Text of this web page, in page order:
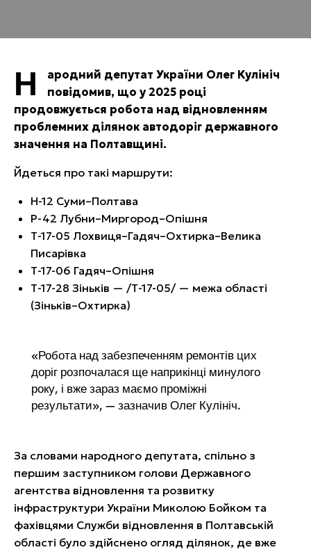
Н
ародний депутат України Олег Кулініч
повідомив, що у 2025 році
продовжується робота над відновленням
проблемних ділянок автодоріг державного
значення на Полтавщині.
Йдеться про такі маршрути:
Н-12 Суми–Полтава
Р-42 Лубни–Миргород–Опішня
Т-17-05 Лохвиця–Гадяч–Охтирка–Велика
Писарівка
Т-17-06 Гадяч–Опішня
Т-17-28 Зіньків — /Т-17-05/ — межа області
(Зіньків–Охтирка)
«Робота над забезпеченням ремонтів цих
доріг розпочалася ще наприкінці минулого
року, і вже зараз маємо проміжні
результати», — зазначив Олег Кулініч.
За словами народного депутата, спільно з
першим заступником голови Державного
агентства відновлення та розвитку
інфраструктури України Миколою Бойком та
фахівцями Служби відновлення в Полтавській
області було здійснено огляд ділянок, де вже